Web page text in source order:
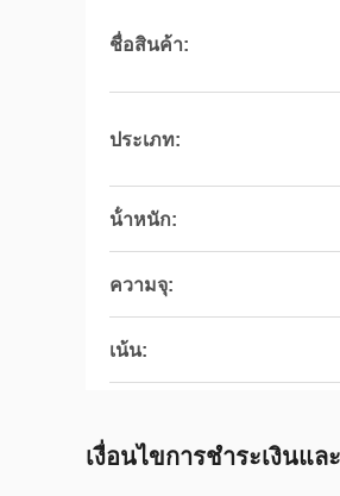
ชื่อสินค้า:
ประเภท:
น้ําหนัก:
ความจุ:
เน้น:
เงื่อนไขการชําระเงินแล